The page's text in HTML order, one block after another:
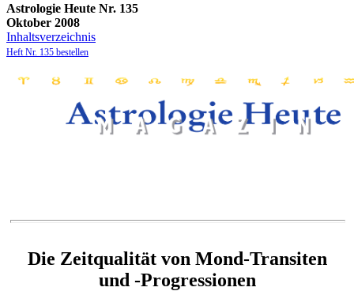
Astrologie Heute Nr. 135
Oktober 2008
Inhaltsverzeichnis
Heft Nr. 135 bestellen
Die Zeitqualität von Mond-Transiten
und -Progressionen